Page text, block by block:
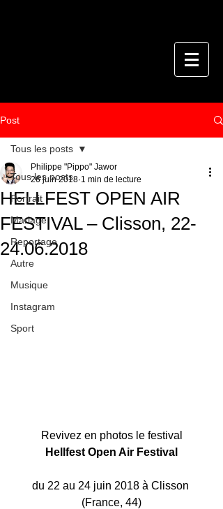
Post
Tous les posts
Portrait
Mariage
Reportage
Autre
Musique
Instagram
Sport
Tous les posts
HELLFEST OPEN AIR
FESTIVAL – Clisson, 22-
24.06.2018
Philippe "Pippo" Jawor
26 juin 2018 1 min de lecture
Revivez en photos le festival
Hellfest Open Air Festival
du 22 au 24 juin 2018 à Clisson
(France, 44)